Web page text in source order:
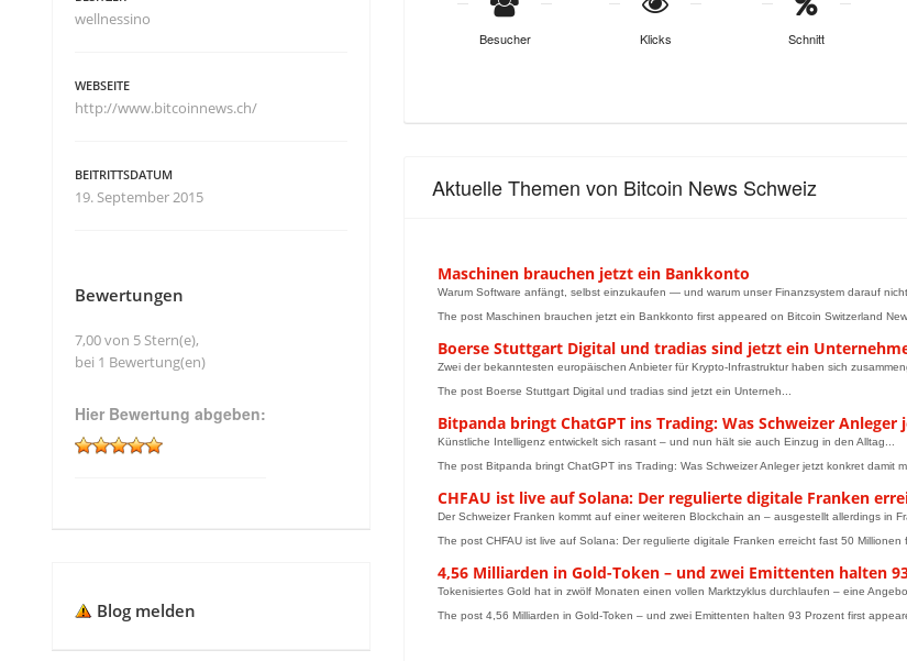
Besucher Klicks Schnitt
Aktuelle Themen von Bitcoin News Schweiz
Maschinen brauchen jetzt ein Bankkonto
Warum Software anfängt, selbst einzukaufen — und warum unser Finanzsystem darauf nicht
The post Maschinen brauchen jetzt ein Bankkonto first appeared on Bitcoin Switzerland
Boerse Stuttgart Digital und tradias sind jetzt ein
Zwei der bekanntesten europäischen Anbieter für Krypto-Infrastruktur haben sich
The post Boerse Stuttgart Digital und tradias sind jetzt ein Unterneh...
Bitpanda bringt ChatGPT ins Trading: Was Schweizer
Künstliche Intelligenz entwickelt sich rasant – und nun hält sie auch Einzug in den Alltag...
The post Bitpanda bringt ChatGPT ins Trading: Was Schweizer Anleger jetzt konkret damit
CHFAU ist live auf Solana: Der regulierte digitale Franken
Der Schweizer Franken kommt auf einer weiteren Blockchain an – ausgestellt allerdings in
The post CHFAU ist live auf Solana: Der regulierte digitale Franken erreicht fast 50 Millionen
4,56 Milliarden in Gold-Token – und zwei Emittenten halten
Tokenisiertes Gold hat in zwölf Monaten einen vollen Marktzyklus durchlaufen – eine
The post 4,56 Milliarden in Gold-Token – und zwei Emittenten halten 93 Prozent first
wellnessino
WEBSEITE
http://www.bitcoinnews.ch/
BEITRITTSDATUM
19. September 2015
Bewertungen
7,00 von 5 Stern(e),
bei 1 Bewertung(en)
Hier Bewertung abgeben:
Blog melden